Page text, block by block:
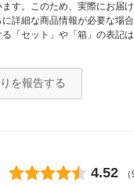
す。このため、実際にお届
詳細な商品情報が必要な場
る「セット」や「箱」の表記
を報告する
4.52